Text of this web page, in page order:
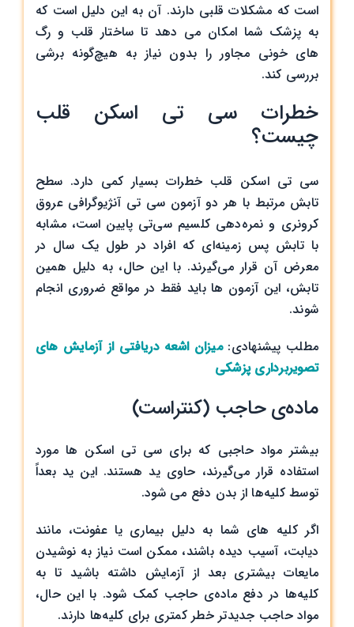
است که مشکلات قلبی دارند. آن به این دلیل است که
به پزشک شما امکان می دهد تا ساختار قلب و رگ
های خونی مجاور را بدون نیاز به هیچ‌گونه برشی
بررسی کند.
خطرات سی تی اسکن قلب
چیست؟
سی تی اسکن قلب خطرات بسیار کمی دارد. سطح
تابش مرتبط با هر دو آزمون سی تی آنژیوگرافی عروق
کرونری و نمره‌دهی کلسیم سی‌تی پایین است، مشابه
با تابش پس زمینه‌ای که افراد در طول یک سال در
معرض آن قرار می‌گیرند. با این حال، به دلیل همین
تابش، این آزمون ها باید فقط در مواقع ضروری انجام
شوند.
مطلب پیشنهادی:میزان اشعه دریافتی از آزمایش های
تصویربرداری پزشکی
ماده‌ی حاجب (کنتراست)
بیشتر مواد حاجبی که برای سی تی اسکن ها مورد
استفاده قرار می‌گیرند، حاوی ید هستند. این ید بعداً
توسط کلیه‌ها از بدن دفع می شود.
اگر کلیه های شما به دلیل بیماری یا عفونت، مانند
دیابت، آسیب دیده باشند، ممکن است نیاز به نوشیدن
مایعات بیشتری بعد از آزمایش داشته باشید تا به
کلیه‌ها در دفع ماده‌ی حاجب کمک شود. با این حال،
مواد حاجب جدیدتر خطر کمتری برای کلیه‌ها دارند.